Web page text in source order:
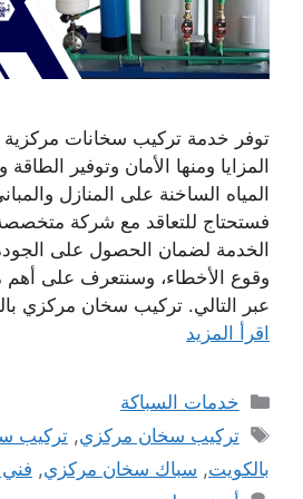
توفر خدمة تركيب سخانات مركزية
المزايا ومنها الأمان وتوفير
المياه الساخنة على المنازل
فستحتاج للتعاقد مع شركة
الخدمة لضمان الحصول على
وقوع الأخطاء، وسنتعرف على
عبر التالي. تركيب سخان مركزي
اقرأ المزيد
التصنيفات
خدمات السباكة
الوسوم
تركيب سخان مركزي,تركيب
بالكويت, سباك سخان مركزي,